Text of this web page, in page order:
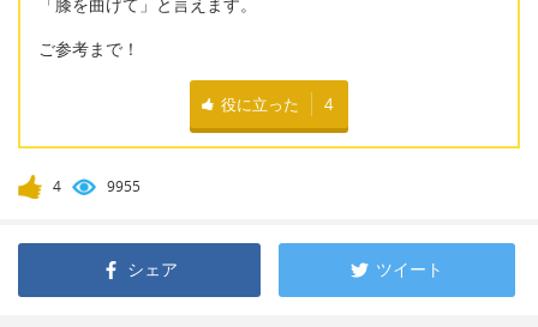
ご参考まで！
役に立った 4
4 9955
シェア ツイート